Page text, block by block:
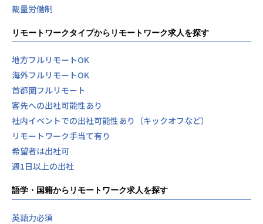
裁量労働制
リモートワークタイプからリモートワーク求人を探す
地方フルリモートOK
海外フルリモートOK
首都圏フルリモート
客先への出社可能性あり
社内イベントでの出社可能性あり（キックオフなど）
リモートワーク手当て有り
希望者は出社可
週1日以上の出社
語学・国籍からリモートワーク求人を探す
英語力必須